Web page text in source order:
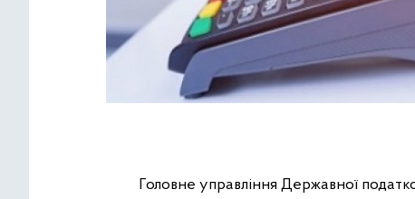
Головне управління Державної